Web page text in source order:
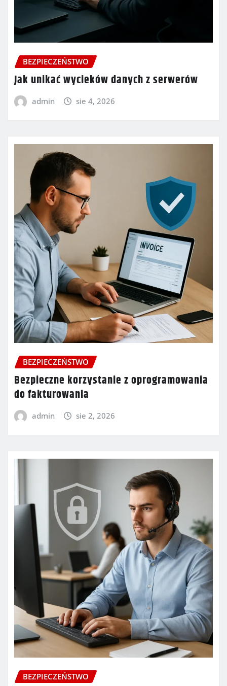
BEZPIECZEŃSTWO
Jak unikać wycieków danych z serwerów
admin sie 4, 2026
BEZPIECZEŃSTWO
Bezpieczne korzystanie z oprogramowania
do fakturowania
admin sie 2, 2026
BEZPIECZEŃSTWO